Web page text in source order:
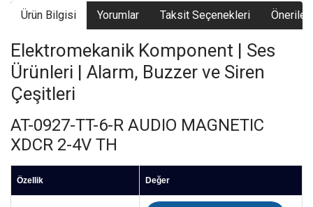
Ürün Bilgisi Yorumlar Taksit Seçenekleri
Elektromekanik Komponent | Ses
Ürünleri | Alarm, Buzzer ve Siren
Çeşitleri
AT-0927-TT-6-R AUDIO MAGNETIC
XDCR 2-4V TH
Özellik Değer